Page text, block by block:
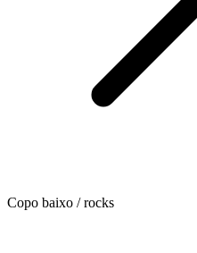
Copo baixo / rocks